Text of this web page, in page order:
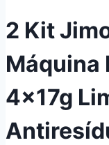
2 Kit
Máquina
4x17g